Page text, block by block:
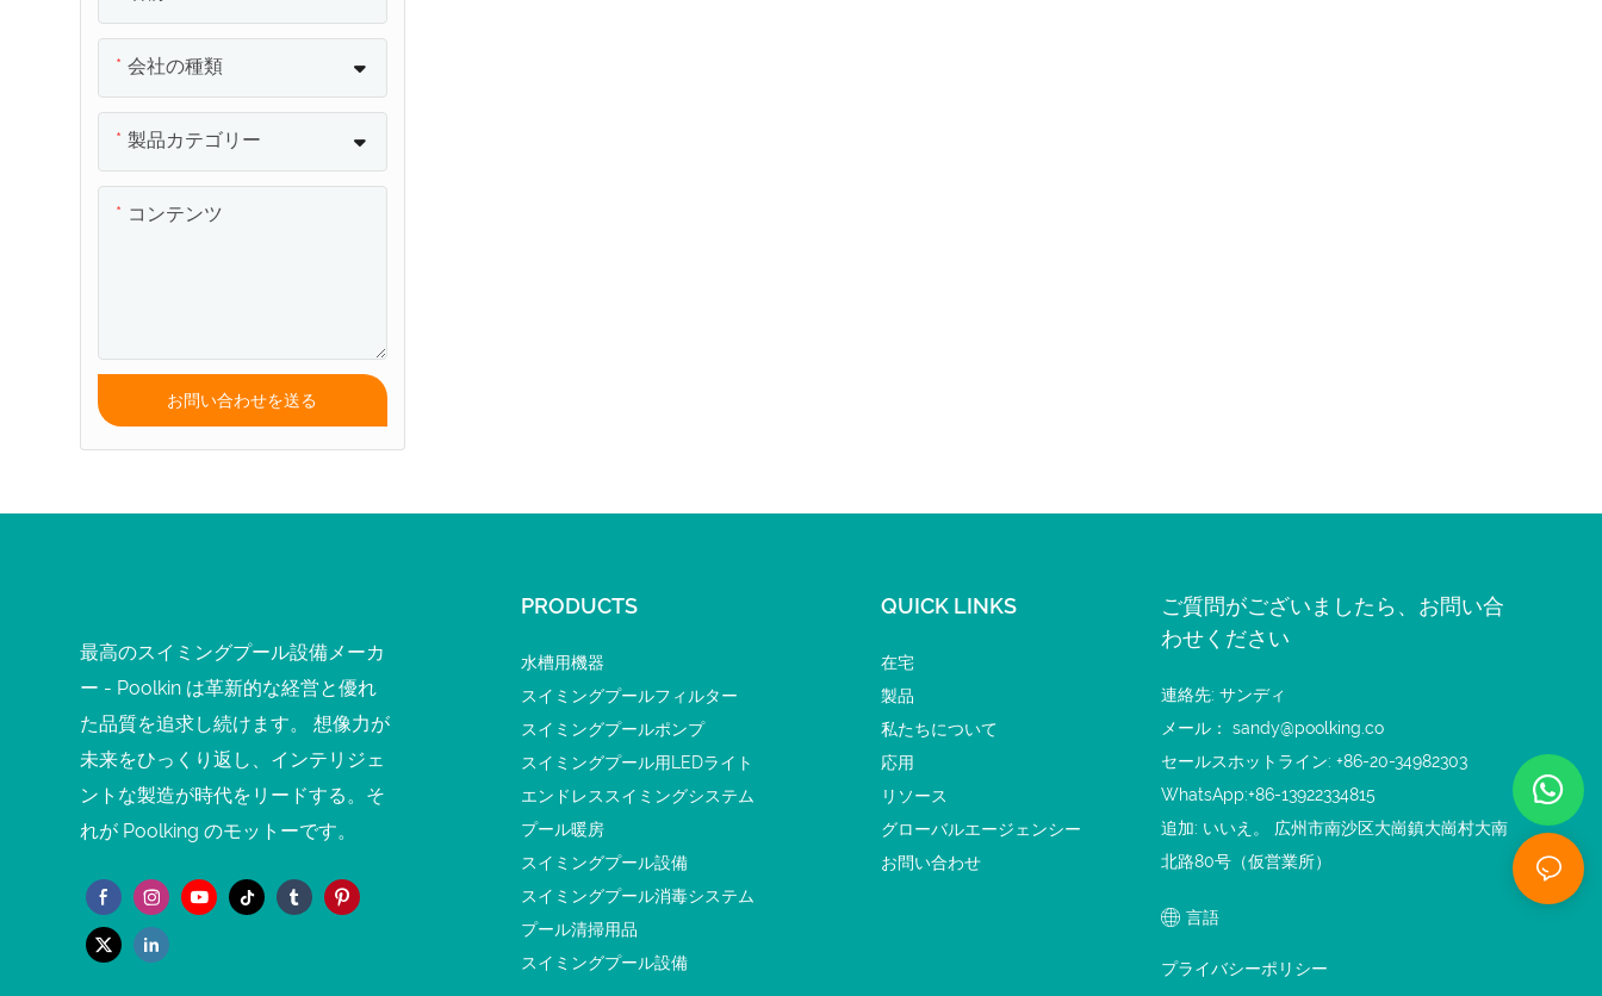
クションボックス
スイミングプールのグレー
ティング
スイミングプール安全カバ
会社の種類
製品カテゴリー
コンテンツ
お問い合わせを送る
最高のスイミングプール設備メーカ
ー - Poolkin は革新的な経営と優れ
た品質を追求し続けます。 想像力が
未来をひっくり返し、インテリジェ
ントな製造が時代をリードする。そ
れが Poolking のモットーです。
PRODUCTS
水槽用機器
スイミングプールフィルター
スイミングプールポンプ
スイミングプール用LEDライト
エンドレススイミングシステム
プール暖房
スイミングプール設備
スイミングプール消毒システム
プール清掃用品
スイミングプール設備
QUICK LINKS
在宅
製品
私たちについて
応用
リソース
グローバルエージェンシー
お問い合わせ
ご質問がございましたら、お問い合
わせください
連絡先: サンディ
メール：sandy@poolking.co
セールスホットライン: +86-20-34982303
WhatsApp:+86-13922334815
追加: いいえ。 広州市南沙区大崗鎮大崗村大南
北路80号（仮営業所）
言語
プライバシーポリシー